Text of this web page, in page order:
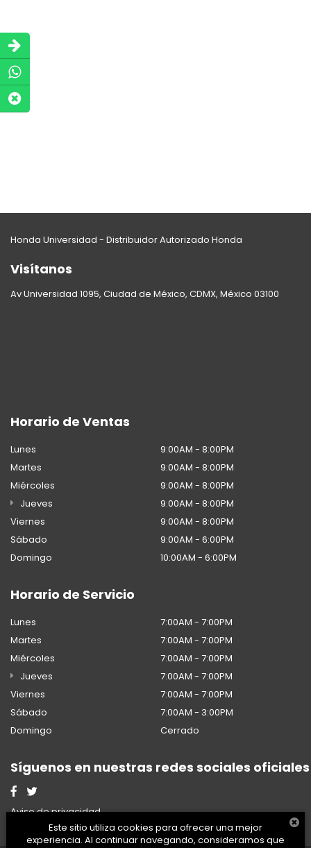
Honda Universidad - Distribuidor Autorizado Honda
Visítanos
Av Universidad 1095, Ciudad de México, CDMX, México 03100
Horario de Ventas
Lunes
9:00AM - 8:00PM
Martes
9:00AM - 8:00PM
Miércoles
9:00AM - 8:00PM
Jueves
9:00AM - 8:00PM
Viernes
9:00AM - 8:00PM
Sábado
9:00AM - 6:00PM
Domingo
10:00AM - 6:00PM
Horario de Servicio
Lunes
7:00AM - 7:00PM
Martes
7:00AM - 7:00PM
Miércoles
7:00AM - 7:00PM
Jueves
7:00AM - 7:00PM
Viernes
7:00AM - 7:00PM
Sábado
7:00AM - 3:00PM
Domingo
Cerrado
Síguenos en nuestras redes sociales oficiales
Aviso de privacidad
Este sitio utiliza cookies para ofrecer una mejor
experiencia. Al continuar navegando, consideramos que